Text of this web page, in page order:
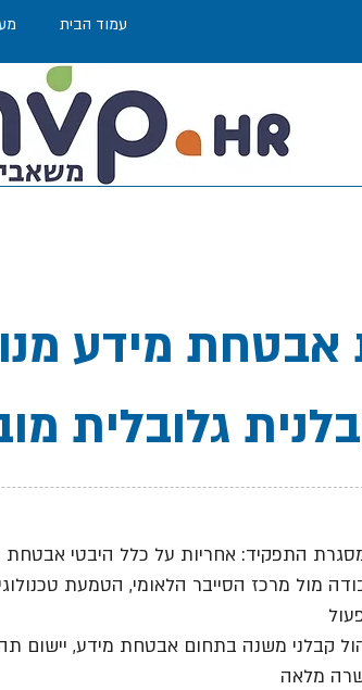
עמוד הבית
אבטחת מידע
גלובלית
התפקיד: אחריות על כלל היבטי
מול מרכז הסייבר הלאומי, הטמעת
קבלני משנה בתחום אבטחת מידע, יישום
מלאה